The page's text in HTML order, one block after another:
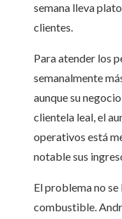
semana lleva
clientes.
Para atender los
semanalmente
aunque su
clientela leal, el
operativos está
notable sus
El problema no
combustible.